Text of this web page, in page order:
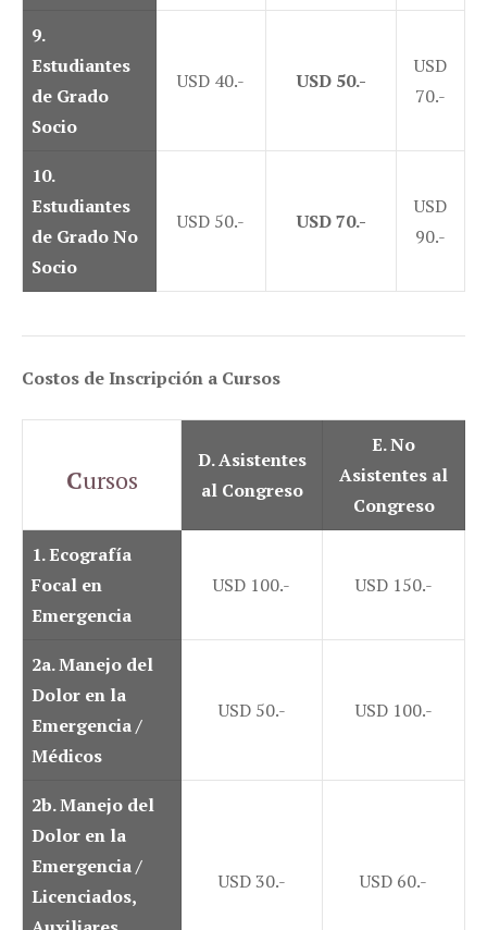
9.
Estudiantes
de Grado
Socio
USD 40.- USD 50.-
USD
70.-
10.
Estudiantes
de Grado No
Socio
USD 50.- USD 70.-
USD
90.-
Costos de Inscripción a Cursos
Cursos
D. Asistentes
al Congreso
E. No
Asistentes al
Congreso
1. Ecografía
Focal en
Emergencia
USD 100.- USD 150.-
2a. Manejo del
Dolor en la
Emergencia /
Médicos
USD 50.- USD 100.-
2b.Manejo del
Dolor en la
Emergencia /
Licenciados,
USD 30.- USD 60.-